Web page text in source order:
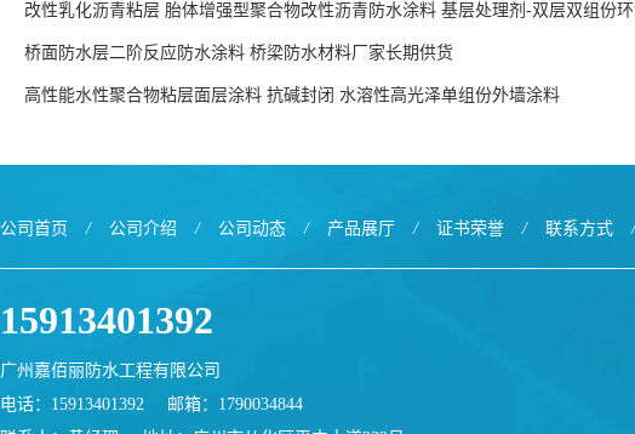
改性乳化沥青粘层 胎体增强型聚合物改性沥青防水涂料 基层处理剂-双层双组份
桥面防水层二阶反应防水涂料 桥梁防水材料厂家长期供货
高性能水性聚合物粘层面层涂料 抗碱封闭 水溶性高光泽单组份外墙涂料
公司首页 / 公司介绍 / 公司动态 / 产品展厅 / 证书荣誉 / 联系方式 /
15913401392
广州嘉佰丽防水工程有限公司
电话：15913401392
邮箱： 1790034844